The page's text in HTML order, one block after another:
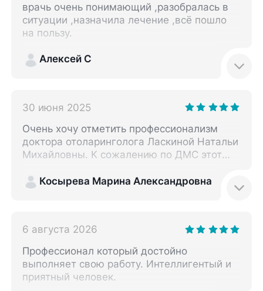
врачь очень понимающий ,разобралась в
ситуации ,назначила лечение ,всё пошло
на пользу.
Алексей С
30 июня 2025
Очень хочу отметить профессионализм
доктора отоларинголога Ласкиной Натальи
Михайловны. К сожалению по ДМС этот
обратиться в другую клинику и к другому
промывание миндалин, но Наталья
Михайловна проводит безукоризненно,
аккуратно, тщательно и результативно. И к
тому же ещё очень нежный и приятный
доктор!!!
Косырева Марина Александровна
6 августа 2026
Профессионал который достойно
выполняет свою работу. Интеллигентый и
приятный человек.